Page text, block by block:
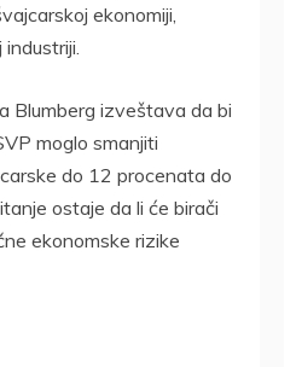
ekonomiji,
Blumberg izveštava da bi
moglo smanjiti
do 12 procenata do
ostaje da li će birači
ekonomske rizike